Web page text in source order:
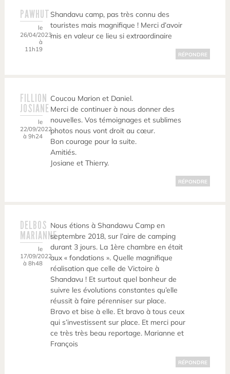
PAWHUT
le
26/04/2023
à
11h19
Shandavu camp, pas très connu des
touristes mais magnifique ! Merci d’avoir
mis en valeur ce lieu si extraordinaire
RÉPONDRE
FILLION
JOSIANE
le
22/09/2022
à 9h24
Coucou Marion et Daniel.
Merci de continuer à nous donner des
nouvelles. Vos témoignages et sublimes
photos nous vont droit au cœur.
Bon courage pour la suite.
Amitiés.
Josiane et Thierry.
RÉPONDRE
DELBOS
MARIANNE
le
17/09/2022
à 8h48
Nous étions à Shandawu Camp en
septembre 2018, sur l’aire de camping
durant 3 jours. La 1ère chambre en était
aux « fondations ». Quelle magnifique
réalisation que celle de Victoire à
Shandavu ! Et surtout quel bonheur de
suivre les évolutions constantes qu’elle
réussit à faire pérenniser sur place.
Bravo et bise à elle. Et bravo à tous ceux
qui s’investissent sur place. Et merci pour
ce très très beau reportage. Marianne et
François
RÉPONDRE